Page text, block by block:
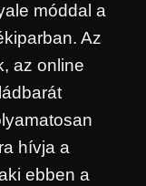
móddal a
Az
az online
hívja a
ebben a